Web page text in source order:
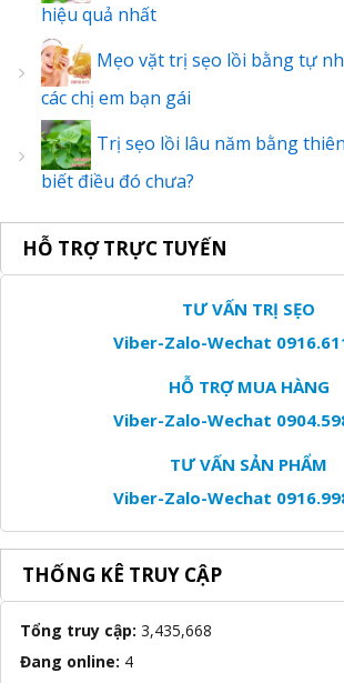
hiệu quả nhất
Mẹo vặt trị sẹo lồi bằng tự
các chị em bạn gái
Trị sẹo lồi lâu năm bằng
biết điều đó chưa?
HỖ TRỢ TRỰC TUYẾN
TƯ VẤN TRỊ SẸO
Viber-Zalo-Wechat
HỖ TRỢ MUA HÀNG
Viber-Zalo-Wechat
TƯ VẤN SẢN PHẨM
Viber-Zalo-Wechat
THỐNG KÊ TRUY CẬP
Tổng truy cập: 3,435,668
Đang online: 4